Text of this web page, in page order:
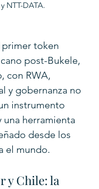
NTT-DATA.
primer token
post-Bukele,
con RWA,
y gobernanza no
instrumento
una herramienta
desde los
el mundo.
y Chile: la